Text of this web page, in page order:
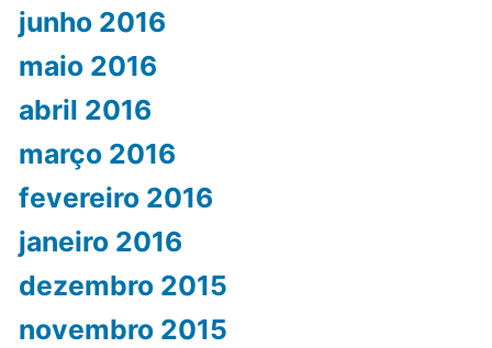
junho 2016
maio 2016
abril 2016
março 2016
fevereiro 2016
janeiro 2016
dezembro 2015
novembro 2015